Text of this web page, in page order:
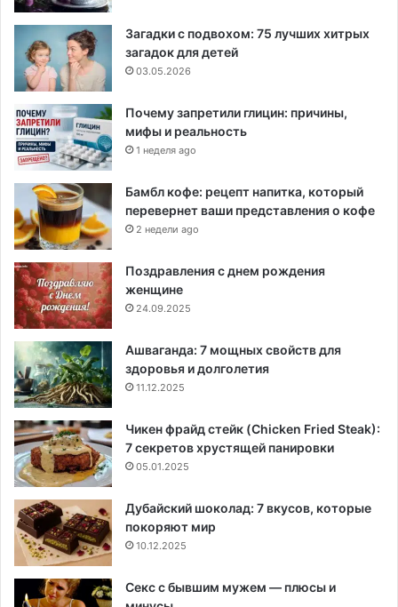
Загадки с подвохом: 75 лучших хитрых
загадок для детей
03.05.2026
Почему запретили глицин: причины,
мифы и реальность
1 неделя ago
Бамбл кофе: рецепт напитка, который
перевернет ваши представления о кофе
2 недели ago
Поздравления с днем рождения
женщине
24.09.2025
Ашваганда: 7 мощных свойств для
здоровья и долголетия
11.12.2025
Чикен фрайд стейк (Chicken Fried Steak):
7 секретов хрустящей панировки
05.01.2025
Дубайский шоколад: 7 вкусов, которые
покоряют мир
10.12.2025
Секс с бывшим мужем — плюсы и